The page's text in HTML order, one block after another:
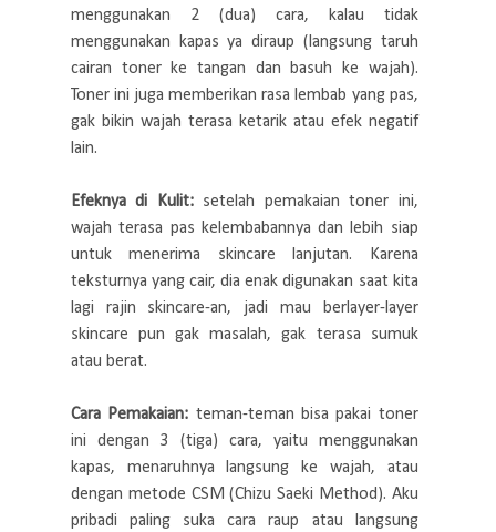
menggunakan 2 (dua) cara, kalau tidak
menggunakan kapas ya diraup (langsung taruh
cairan toner ke tangan dan basuh ke wajah).
Toner ini juga memberikan rasa lembab yang pas,
gak bikin wajah terasa ketarik atau efek negatif
lain.
Efeknya di Kulit: setelah pemakaian toner ini,
wajah terasa pas kelembabannya dan lebih siap
untuk menerima skincare lanjutan. Karena
teksturnya yang cair, dia enak digunakan saat kita
lagi rajin skincare-an, jadi mau berlayer-layer
skincare pun gak masalah, gak terasa sumuk
atau berat.
Cara Pemakaian: teman-teman bisa pakai toner
ini dengan 3 (tiga) cara, yaitu menggunakan
kapas, menaruhnya langsung ke wajah, atau
dengan metode CSM (Chizu Saeki Method). Aku
pribadi paling suka cara raup atau langsung